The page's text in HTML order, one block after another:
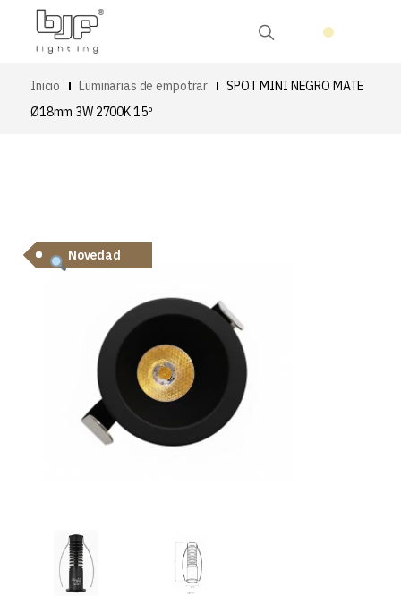
Inicio Luminarias de empotrar
SPOT MINI NEGRO MATE
Ø18mm 3W 2700K 15º
Novedad